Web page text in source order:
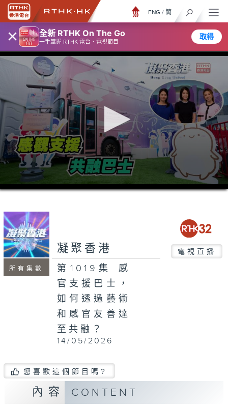
× 全新 RTHK On The Go
一手掌握 RTHK 電台、電視節目
取得
ENG / 簡
0
seconds
minutes,
7
seconds
所有集數
凝聚香港 電視直播
第1019集 感
官支援巴士，
如何透過藝術
和感官友善達
至共融？
14/05/2026
您喜歡這個節目嗎?
內容 CONTENT